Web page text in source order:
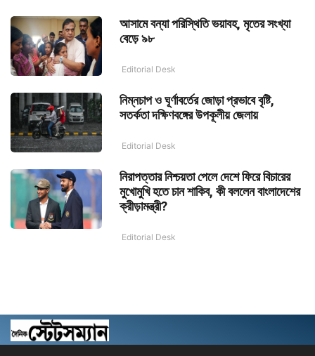
আসামে বন্যা পরিস্থিতি ভয়াবহ, মৃতের সংখ্যা
বেড়ে ৯৮
Editorial Desk
নিম্নচাপ ও ঘূর্ণাবর্তের জোড়া প্রভাবে বৃষ্টি,
সতর্কতা দক্ষিণবঙ্গের উপকূলীয় জেলায়
Editorial Desk
নিরাপত্তার নিশ্চয়তা পেলে দেশে ফিরে বিচারের
মুখোমুখি হতে চান শাকিব, কী বললেন বাংলাদেশের
ক্রীড়ামন্ত্রী?
Editorial Desk